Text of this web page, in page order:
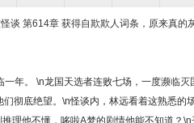
谈 第614章 获得自欺欺人词条，原来真的
一年。 \n龙国天选者连败七场，一度濒临
彻底绝望。\n怪谈内，林远看着这熟悉的
理他不懂，哆啦A梦的剧情他能不知道？
实习医生太强了[新]
三岁半糖包一开口，全